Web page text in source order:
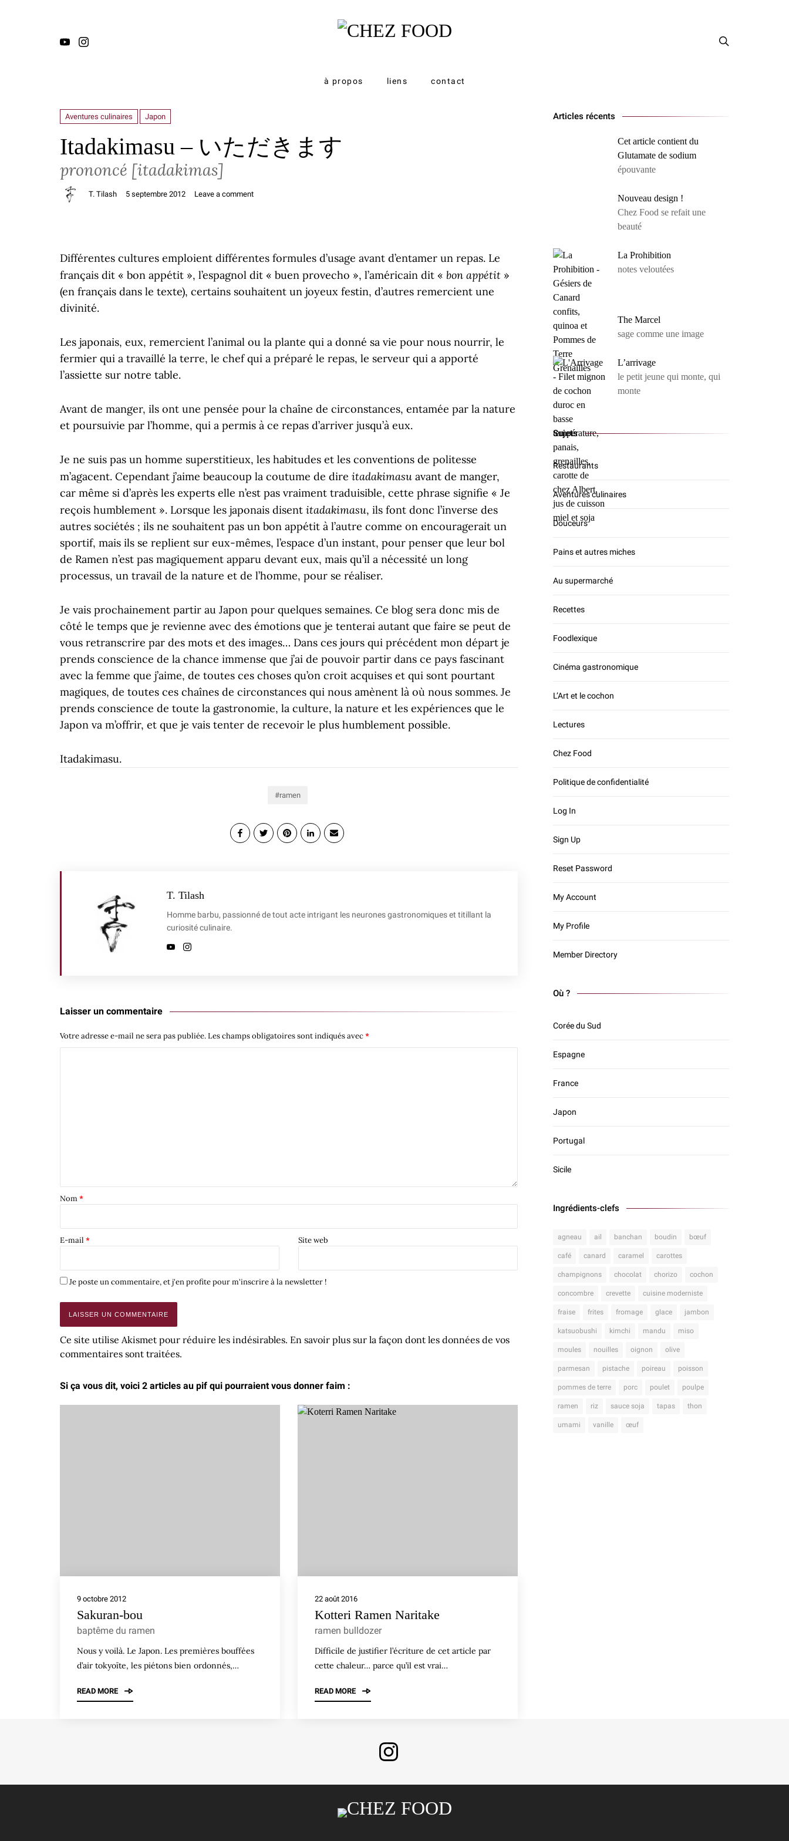
à propos liens contact
Aventures culinaires Japon
Itadakimasu – いただきます
prononcé [itadakimas]
T. Tilash 5 septembre 2012 Leave a comment
Différentes cultures emploient différentes formules d’usage avant d’entamer un repas. Le
français dit « bon appétit », l’espagnol dit « buen provecho », l’américain dit « bon appétit »
(en français dans le texte), certains souhaitent un joyeux festin, d’autres remercient une
divinité.
Les japonais, eux, remercient l’animal ou la plante qui a donné sa vie pour nous nourrir, le
fermier qui a travaillé la terre, le chef qui a préparé le repas, le serveur qui a apporté
l’assiette sur notre table.
Avant de manger, ils ont une pensée pour la chaîne de circonstances, entamée par la nature
et poursuivie par l’homme, qui a permis à ce repas d’arriver jusqu’à eux.
Je ne suis pas un homme superstitieux, les habitudes et les conventions de politesse
m’agacent. Cependant j’aime beaucoup la coutume de dire itadakimasu avant de manger,
car même si d’après les experts elle n’est pas vraiment traduisible, cette phrase signifie « Je
reçois humblement ». Lorsque les japonais disent itadakimasu, ils font donc l’inverse des
autres sociétés ; ils ne souhaitent pas un bon appétit à l’autre comme on encouragerait un
sportif, mais ils se replient sur eux-mêmes, l’espace d’un instant, pour penser que leur bol
de Ramen n’est pas magiquement apparu devant eux, mais qu’il a nécessité un long
processus, un travail de la nature et de l’homme, pour se réaliser.
Je vais prochainement partir au Japon pour quelques semaines. Ce blog sera donc mis de
côté le temps que je revienne avec des émotions que je tenterai autant que faire se peut de
vous retranscrire par des mots et des images… Dans ces jours qui précédent mon départ je
prends conscience de la chance immense que j’ai de pouvoir partir dans ce pays fascinant
avec la femme que j’aime, de toutes ces choses qu’on croit acquises et qui sont pourtant
magiques, de toutes ces chaînes de circonstances qui nous amènent là où nous sommes. Je
prends conscience de toute la gastronomie, la culture, la nature et les expériences que le
Japon va m’offrir, et que je vais tenter de recevoir le plus humblement possible.
Itadakimasu.
ramen
T. Tilash
Homme barbu, passionné de tout acte intrigant les neurones gastronomiques et titillant la
curiosité culinaire.
Laisser un commentaire
Votre adresse e-mail ne sera pas publiée.Les champs obligatoires sont indiqués avec*
Nom*
E-mail * Site web
Je poste un commentaire, et j'en profite pour m'inscrire à la newsletter !
Ce site utilise Akismet pour réduire les indésirables. En savoir plus sur la façon dont les données de vos
commentaires sont traitées.
Si ça vous dit, voici 2 articles au pif qui pourraient vous donner faim :
9 octobre 2012
Sakuran-bou
baptême du ramen
Nous y voilà. Le Japon. Les premières bouffées
d’air tokyoïte, les piétons bien ordonnés,…
READ MORE
22 août 2016
Kotteri Ramen Naritake
ramen bulldozer
Difficile de justifier l’écriture de cet article par
cette chaleur… parce qu’il est vrai…
READ MORE
Articles récents
Cet article contient du
Glutamate de sodium
épouvante
Nouveau design !
Chez Food se refait une
beauté
La Prohibition
notes veloutées
The Marcel
sage comme une image
L’arrivage
le petit jeune qui monte, qui
monte
Sujets
Restaurants
Aventures culinaires
Douceurs
Pains et autres miches
Au supermarché
Recettes
Foodlexique
Cinéma gastronomique
L’Art et le cochon
Lectures
Chez Food
Politique de confidentialité
Log In
Sign Up
Reset Password
My Account
My Profile
Member Directory
Où ?
Corée du Sud
Espagne
France
Japon
Portugal
Sicile
Ingrédients-clefs
agneau ail banchan boudin bœuf
café canard caramel carottes
champignons chocolat chorizo cochon
concombre crevette cuisine moderniste
fraise frites fromage glace jambon
katsuobushi kimchi mandu miso
moules nouilles oignon olive
parmesan pistache poireau poisson
pommes de terre porc poulet poulpe
ramen riz sauce soja tapas thon
umami vanille œuf